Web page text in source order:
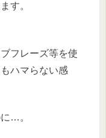
す。
フレーズ等を使
ハマらない感
…。